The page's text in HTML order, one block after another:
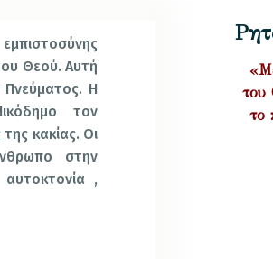
Θεού. Αυτή
Πνεύματος. Η
τον
της κακίας. Οι
στην
,
του
το